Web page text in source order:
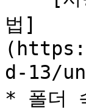
법]
d-13/
* 폴더